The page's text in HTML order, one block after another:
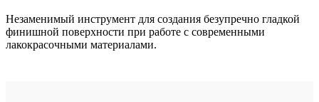
Незаменимый инструмент для создания безупречно гладкой
финишной поверхности при работе с современными
лакокрасочными материалами.